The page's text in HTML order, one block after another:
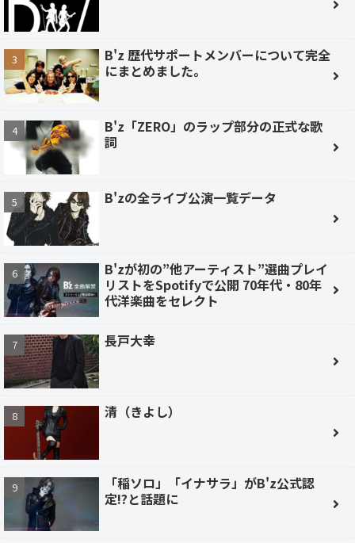
B'z 歴代サポートメンバーについて完全
にまとめました。
B'z「ZERO」のラップ部分の正式な歌
詞
B'zの全ライブ公演一覧データ
B'zが初の”他アーティスト”選曲プレイ
リストをSpotifyで公開 70年代・80年
代洋楽曲をセレクト
長戸大幸
清（きよし）
「稲ソロ」「イナサラ」がB'z公式認
定!?と話題に